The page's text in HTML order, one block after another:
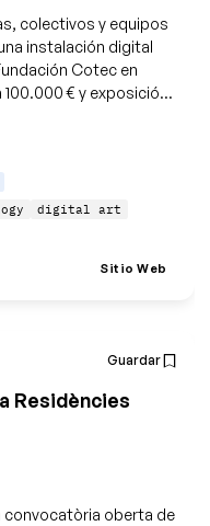
colectivos y equipos
instalación digital
Cotec en
€ y exposición
digital art
Sitio Web
Guardar
Residències
convocatòria oberta de